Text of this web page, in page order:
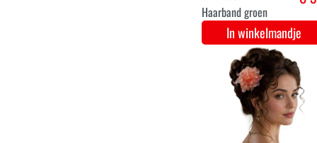
Haarband
rockabilly met
bolletjes Rood
€
In winkelmandje